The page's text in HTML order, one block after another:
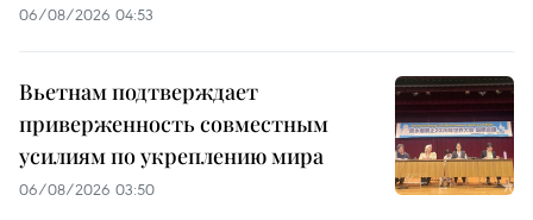
06/08/2026 04:53
Вьетнам подтверждает
приверженность совместным
усилиям по укреплению мира
06/08/2026 03:50